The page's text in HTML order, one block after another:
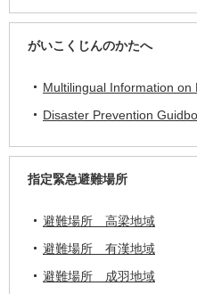
がいこくじんのかたへ
Multilingual Information on
Disaster Prevention
指定緊急避難場所
避難場所 高梁地域
避難場所 有漢地域
避難場所 成羽地域